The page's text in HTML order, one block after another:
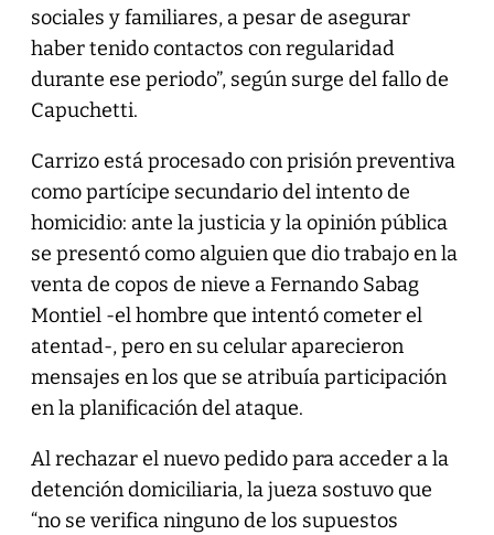
sociales y familiares, a pesar de asegurar
haber tenido contactos con regularidad
durante ese periodo”, según surge del fallo de
Capuchetti.
Carrizo está procesado con prisión preventiva
como partícipe secundario del intento de
homicidio: ante la justicia y la opinión pública
se presentó como alguien que dio trabajo en la
venta de copos de nieve a Fernando Sabag
Montiel -el hombre que intentó cometer el
atentad-, pero en su celular aparecieron
mensajes en los que se atribuía participación
en la planificación del ataque.
Al rechazar el nuevo pedido para acceder a la
detención domiciliaria, la jueza sostuvo que
“no se verifica ninguno de los supuestos